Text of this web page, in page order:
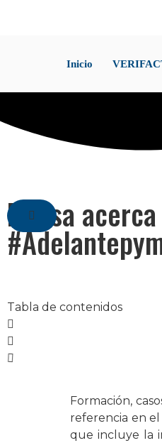
Inicio
Datisa
Tabla de contenidos
Formación,
referencia en
que incluye la